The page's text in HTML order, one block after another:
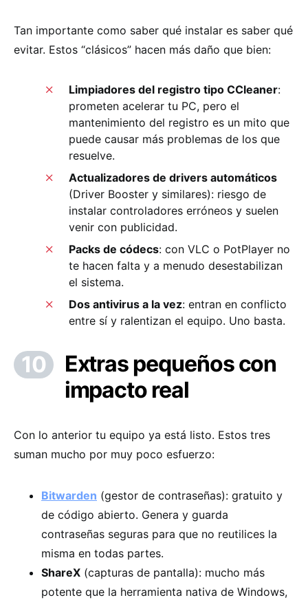
Tan importante como saber qué instalar es saber qué
evitar. Estos “clásicos” hacen más daño que bien:
Limpiadores del registro tipo CCleaner:
prometen acelerar tu PC, pero el
mantenimiento del registro es un mito que
puede causar más problemas de los que
resuelve.
Actualizadores de drivers automáticos
(Driver Booster y similares): riesgo de
instalar controladores erróneos y suelen
venir con publicidad.
Packs de códecs: con VLC o PotPlayer no
te hacen falta y a menudo desestabilizan
el sistema.
Dos antivirus a la vez: entran en conflicto
entre sí y ralentizan el equipo. Uno basta.
Extras pequeños con
impacto real
Con lo anterior tu equipo ya está listo. Estos tres
suman mucho por muy poco esfuerzo:
Bitwarden (gestor de contraseñas): gratuito y
de código abierto. Genera y guarda
contraseñas seguras para que no reutilices la
misma en todas partes.
ShareX (capturas de pantalla): mucho más
potente que la herramienta nativa de Windows,